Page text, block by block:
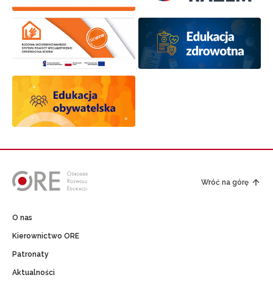
Wróć na górę
O nas
Kierownictwo ORE
Patronaty
Aktualności